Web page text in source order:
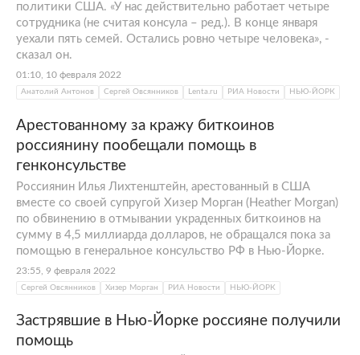
политики США. «У нас действительно работает четыре
сотрудника (не считая консула – ред.). В конце января
уехали пять семей. Остались ровно четыре человека», -
сказал он.
01:10, 10 февраля 2022
Анатолий Антонов Сергей Овсянников Lenta.ru РИА Новости НЬЮ-ЙОРК
Арестованному за кражу биткоинов
россиянину пообещали помощь в
генконсульстве
Россиянин Илья Лихтенштейн, арестованный в США
вместе со своей супругой Хизер Морган (Heather Morgan)
по обвинению в отмывании украденных биткоинов на
сумму в 4,5 миллиарда долларов, не обращался пока за
помощью в генеральное консульство РФ в Нью-Йорке.
23:55, 9 февраля 2022
Сергей Овсянников Хизер Морган РИА Новости НЬЮ-ЙОРК
Застрявшие в Нью-Йорке россияне получили
помощь